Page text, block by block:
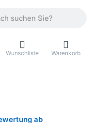
Wunschliste Warenkorb
ab